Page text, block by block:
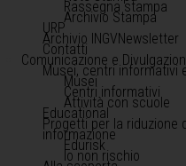
Rassegna stampa
Archivio Stampa
URP
Archivio INGVNewsletter
Contatti
Comunicazione e
Musei, centri informativi
Musei
Centri informativi
Attività con scuole
Educational
Progetti per la riduzione
informazione
Edurisk
Io non rischio